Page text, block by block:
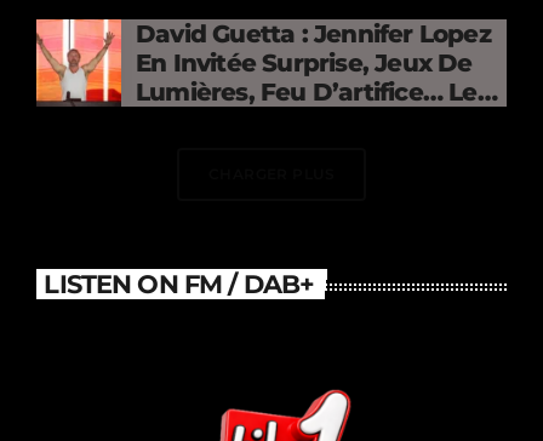
France
David Guetta : Jennifer Lopez
En Invitée Surprise, Jeux De
Lumières, Feu D’artifice… Le
LISTEN ON FM / DAB+